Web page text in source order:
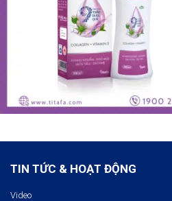
TIN TỨC & HOẠT ĐỘNG
Video